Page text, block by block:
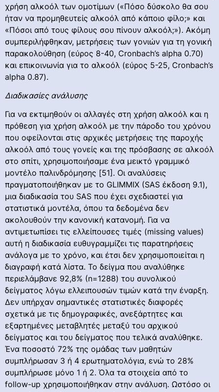
χρήση αλκοόλ των ομοτίμων («Πόσο δύσκολο θα σου
ήταν να προμηθευτείς αλκοόλ από κάποιο φίλο;» και
«Πόσοι από τους φίλους σου πίνουν αλκοόλ;»). Ακόμη
συμπεριλήφθηκαν, μετρήσεις των γονιών για τη γονική
παρακολούθηση (εύρος 8-40, Cronbach’s alpha 0.70)
και επικοινωνία για το αλκοόλ (εύρος 5-25, Cronbach’s
alpha 0.87).
Διαδικασίες ανάλυσης
Για να εκτιμηθούν οι αλλαγές στη χρήση αλκοόλ και η
πρόθεση για χρήση αλκοόλ με την πάροδο του χρόνου
που οφείλονται στις αρχικές μετρήσεις της παροχής
αλκοόλ από τους γονείς και της πρόσβασης σε αλκοόλ
στο σπίτι, χρησιμοποιήσαμε ένα μεικτό γραμμικό
μοντέλο παλινδρόμησης [51]. Οι αναλύσεις
πραγματοποιήθηκαν με το GLIMMIX (SAS έκδοση 9.1),
μια διαδικασία του SAS που έχει σχεδιαστεί για
στατιστικά μοντέλα, όπου τα δεδομένα δεν
ακολουθούν την κανονική κατανομή. Για να
αντιμετωπίσει τις ελλείπουσες τιμές (missing values)
αυτή η διαδικασία ευθυγραμμίζει τις παρατηρήσεις
ανάλογα με το χρόνο, και έτσι δεν χρησιμοποιείται η
διαγραφή κατά λίστα. Το δείγμα που αναλύθηκε
περιελάμβανε 92,8% (n=1288) του συνολικού
δείγματος λόγω ελλειπουσών τιμών κατά την έναρξη.
Δεν υπήρχαν σημαντικές στατιστικές διαφορές
σχετικά με τις δημογραφικές, ανεξάρτητες και
εξαρτημένες μεταβλητές μεταξύ του αρχικού
δείγματος και του δείγματος που τελικά αναλύθηκε.
Ένα ποσοστό 72% της ομάδας των μαθητών
συμπλήρωσαν 3 ή 4 ερωτηματολόγια, ενώ το 28%
συμπλήρωσε μόνο 1 ή 2. Όλα τα στοιχεία από το
follow-up χρησιμοποιήθηκαν στην ανάλυση. Ωστόσο οι